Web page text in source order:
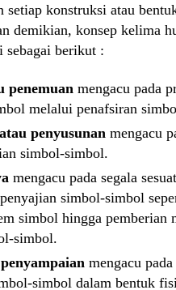
setiap konstruksi atau
demikian, konsep kelima
sebagai berikut :
penemuan mengacu pada
melalui penafsiran
atau penyusunan mengacu
simbol-simbol.
mengacu pada segala
simbol-simbol
simbol hingga pemberian
simbol.
mengacu pada
simbol dalam bentuk